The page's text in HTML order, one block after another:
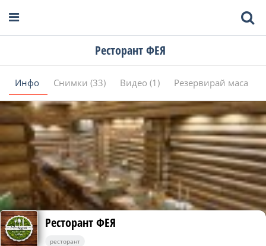
Ресторант ФЕЯ
Инфо Снимки (33) Видео (1) Резервирай маса
Ресторант ФЕЯ
ресторант